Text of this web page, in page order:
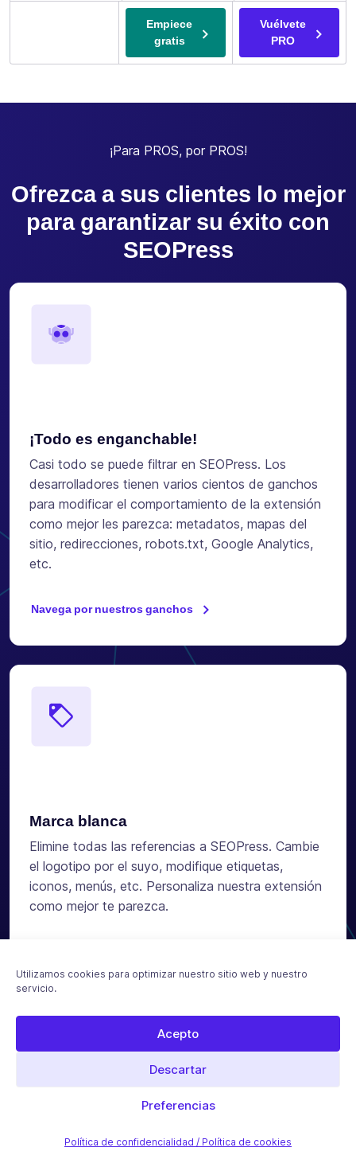
Utilizamos cookies para optimizar nuestro sitio web y nuestro
servicio.
Acepto
Descartar
Preferencias
Política de confidencialidad / Política de cookies
Empiece
gratis
Vuélvete
PRO
¡Para PROS, por PROS!
Ofrezca a sus clientes lo mejor
para garantizar su éxito con
SEOPress
¡Todo es enganchable!
Casi todo se puede filtrar en SEOPress. Los
desarrolladores tienen varios cientos de ganchos
para modificar el comportamiento de la extensión
como mejor les parezca: metadatos, mapas del
sitio, redirecciones, robots.txt, Google Analytics,
etc.
Navega por nuestros ganchos
Marca blanca
Elimine todas las referencias a SEOPress. Cambie
el logotipo por el suyo, modifique etiquetas,
iconos, menús, etc. Personaliza nuestra extensión
como mejor te parezca.
Consigue ahora el plugin SEO para WordPress